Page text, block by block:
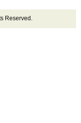
Reserved.